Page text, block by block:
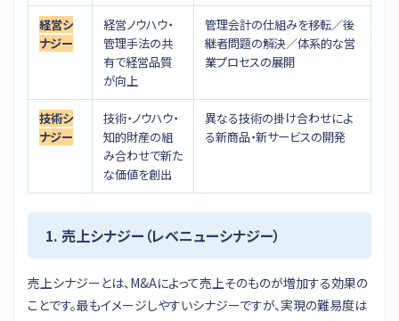
経営シ
ナジー
経営ノウハウ・
管理手法の共
有で経営品質
が向上
管理会計の仕組みを移転／後
継者問題の解決／体系的な営
業プロセスの展開
技術シ
ナジー
技術・ノウハウ・
知的財産の組
み合わせで新た
な価値を創出
異なる技術の掛け合わせによ
る新商品・新サービスの開発
1. 売上シナジー（レベニューシナジー）
売上シナジーとは、M&Aによって売上そのものが増加する効果の
ことです。最もイメージしやすいシナジーですが、実現の難易度は